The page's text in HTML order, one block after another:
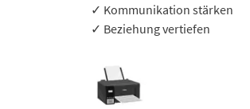
✓ Kommunikation stärken
✓ Beziehung vertiefen